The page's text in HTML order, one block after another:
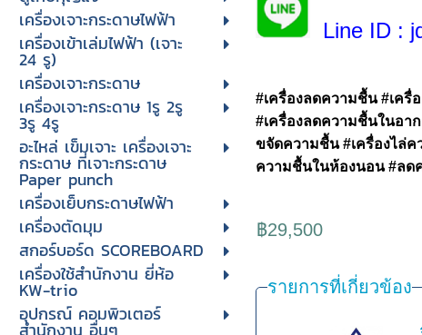
เครื่องเจาะกระดาษไฟฟ้า
เครื่องเข้าเล่มไฟฟ้า (เจาะ
24 รู)
เครื่องเจาะกระดาษ
เครื่องเจาะกระดาษ 1รู 2รู
3รู 4รู
อะไหล่ เข็มเจาะ เครื่องเจาะ
กระดาษ ที่เจาะกระดาษ
Paper punch
เครื่องเย็บกระดาษไฟฟ้า
เครื่องตัดมุม
สกอร์บอร์ด SCOREBOARD
เครื่องใช้สำนักงาน ยี่ห้อ
KW-trio
อุปกรณ์ คอมพิวเตอร์
สำนักงาน อื่นๆ
Line ID :
#เครื่องลดความชื้น #เค
#เครื่องลดความชื้นในอา
ขจัดความชื้น #เครื่องไล่
ความชื้นในห้องนอน #ล
฿29,500
รายการที่เกี่ยวข้อง